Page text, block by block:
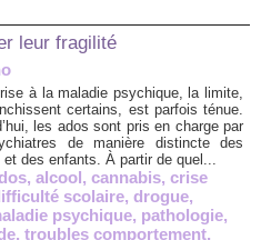
leur fragilité
à la maladie psychique, la limite,
certains, est parfois ténue.
les ados sont pris en charge par
de manière distincte des
et des enfants. À partir de quel...
, alcool, cannabis, crise
scolaire, drogue,
psychique, pathologie,
, troubles comportement,